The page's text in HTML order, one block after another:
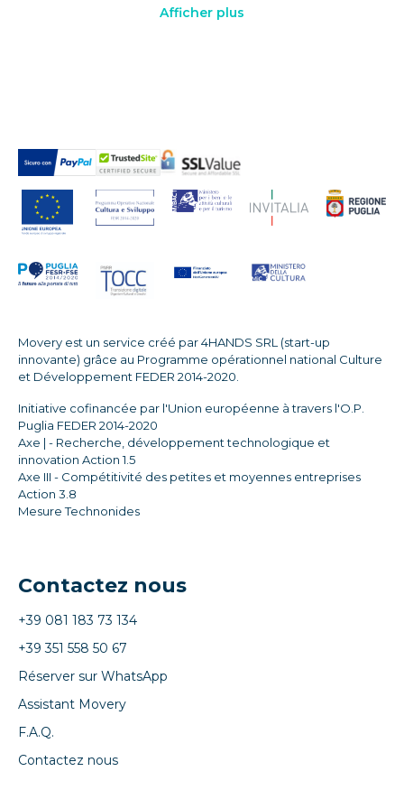
Afficher plus
Movery est un service créé par 4HANDS SRL (start-up
innovante) grâce au Programme opérationnel national Culture
et Développement FEDER 2014-2020.
Initiative cofinancée par l'Union européenne à travers l'O.P.
Puglia FEDER 2014-2020
Axe | - Recherche, développement technologique et
innovation Action 1.5
Axe III - Compétitivité des petites et moyennes entreprises
Action 3.8
Mesure Technonides
Contactez nous
+39 081 183 73 134
+39 351 558 50 67
Réserver sur WhatsApp
Assistant Movery
F.A.Q.
Contactez nous